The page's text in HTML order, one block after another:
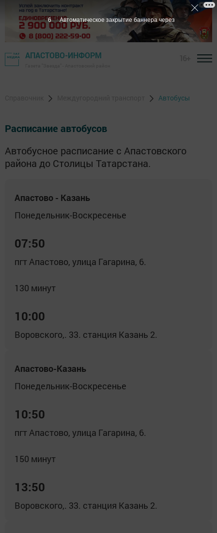
АПАСТОВО-ИНФОРМ
Автобусы
Расписание автобусов
Автобусное расписание с Апастовского
района до Столицы Татарстана.
Апастово - Казань
07:50
10:00
130 минут
Понедельник-Воскресенье
пгт Апастово, улица Гагарина, 6.
Воровского,. 33. станция Казань 2.
Апастово-Казань
10:50
13:50
150 минут
Понедельник-Воскресенье
пгт Апастово, улица Гагарина, 6.
Воровского,. 33. станция Казань 2.
6 Автоматическое закрытие баннера через